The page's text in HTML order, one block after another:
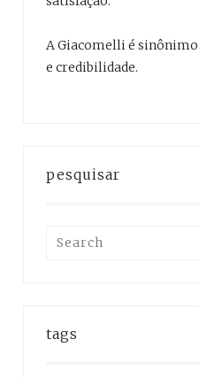
A Giacomelli é sinônimo
e credibilidade.
pesquisar
Search
tags